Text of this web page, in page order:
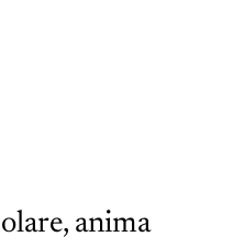
anima